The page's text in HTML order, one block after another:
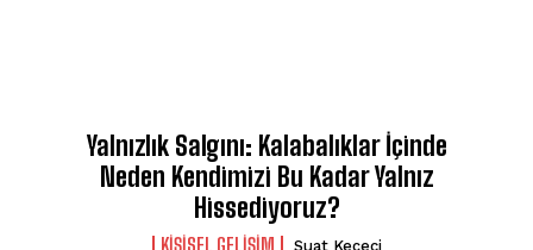
Yalnızlık Salgını: Kalabalıklar İçinde
Neden Kendimizi Bu Kadar Yalnız
Hissediyoruz?
KIŞISEL GELIŞIM Suat Keçeci